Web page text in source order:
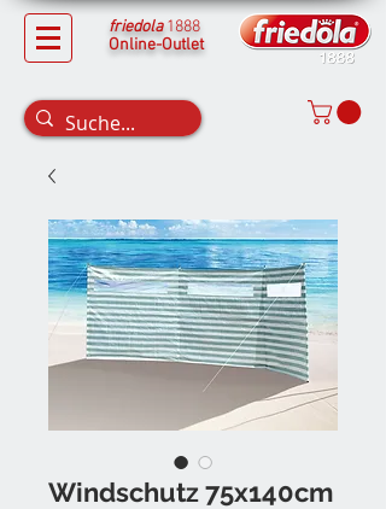
friedola 1888
Online-Outlet
Windschutz 75x140cm